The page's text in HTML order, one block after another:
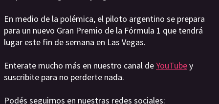
En medio de la polémica, el piloto argentino se prepara
para un nuevo Gran Premio de la Fórmula 1 que tendrá
lugar este fin de semana en Las Vegas.
Enterate mucho más en nuestro canal deYouTubey
suscribite para no perderte nada.
Podés seguirnos en nuestras redes sociales: